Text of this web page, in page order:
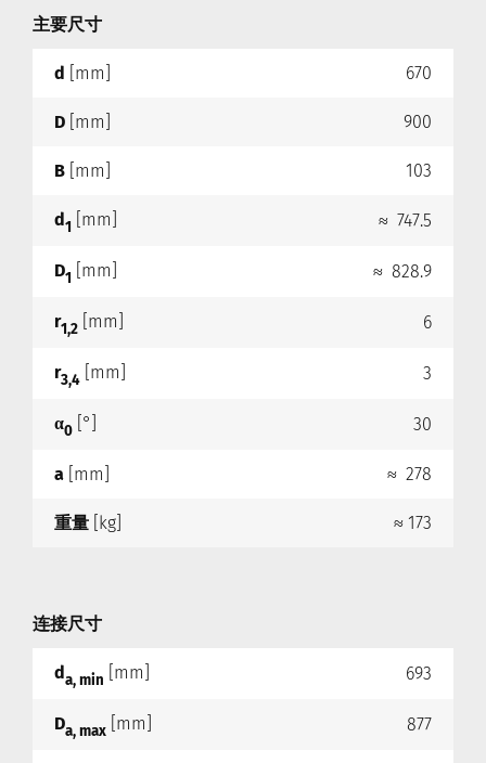
主要尺寸
d [mm] 670
D [mm] 900
B [mm] 103
d1 [mm] ≈ 747.5
D1 [mm] ≈ 828.9
r1,2 [mm] 6
r3,4 [mm] 3
α0 [°] 30
a [mm] ≈ 278
重量 [kg] ≈ 173
连接尺寸
da, min [mm] 693
Da, max [mm] 877